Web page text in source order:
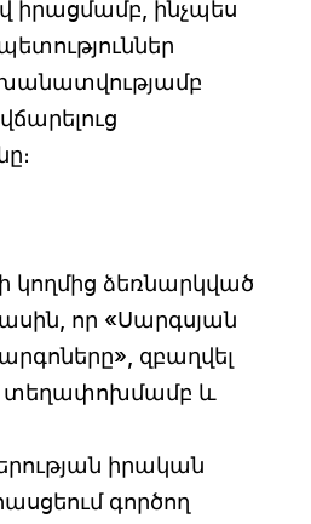
ինչպես
ձեռնարկված
որ «Սարգսյան
զբաղվել
տեղափոխմամբ և
իրական
գործող